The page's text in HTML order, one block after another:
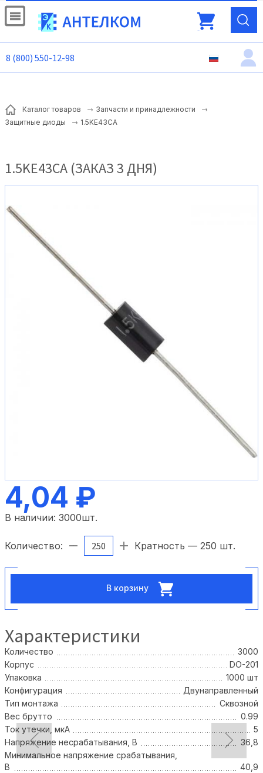
8 (800) 550-12-98
Каталог товаров
Запчасти и принадлежности
Защитные диоды
1.5KE43CA
1.5KE43CA (ЗАКАЗ 3 ДНЯ)
4,04 ₽
В наличии: 3000шт.
Количество: Кратность — 250 шт.
В корзину
Характеристики
Количество
3000
Корпус
DO-201
Упаковка
1000 шт
Конфигурация
Двунаправленный
Тип монтажа
Сквозной
Вес брутто
0.99
Ток утечки, мкА
5
Напряжение несрабатывания, В
36,8
Минимальное напряжение срабатывания,
В
40,9